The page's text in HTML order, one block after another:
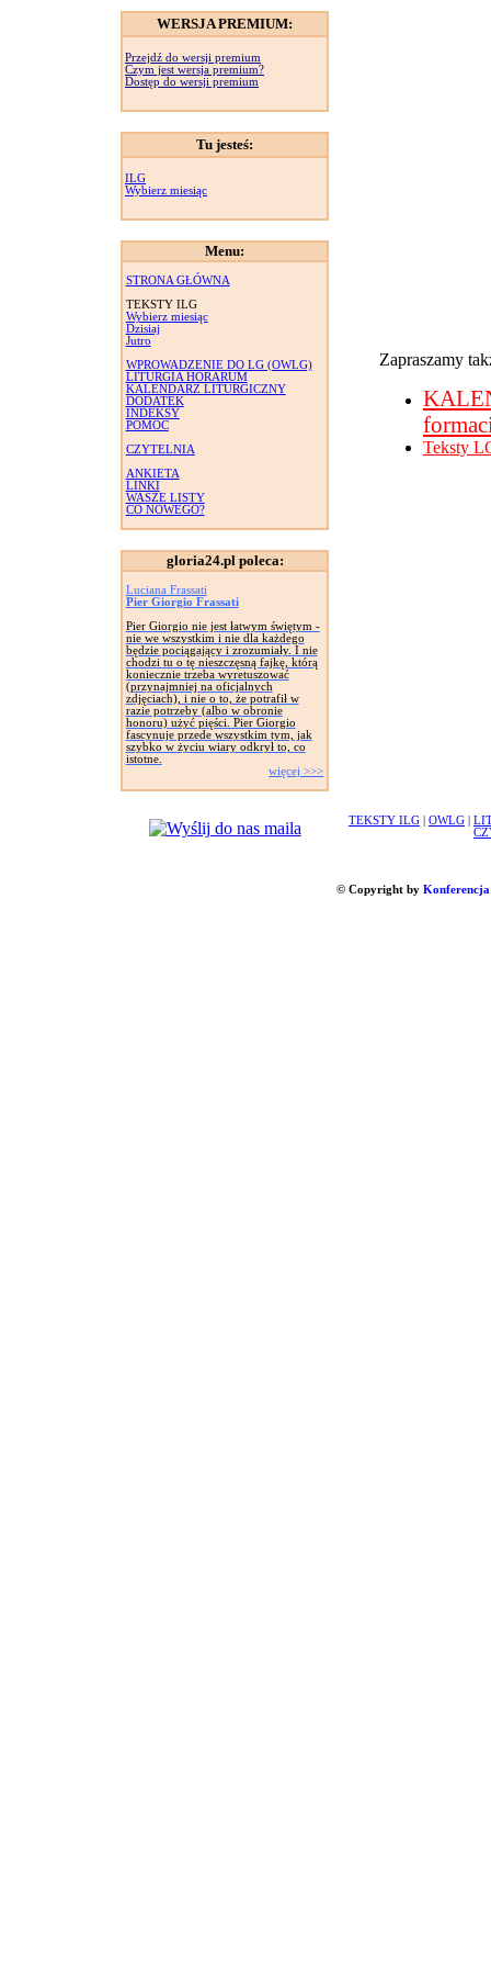
WERSJA PREMIUM:
Przejdź do wersji premium
Czym jest wersja premium?
Dostęp do wersji premium
Tu jesteś:
ILG
Wybierz miesiąc
Menu:
STRONA GŁÓWNA
TEKSTY ILG
Wybierz miesiąc
Dzisiaj
Jutro
WPROWADZENIE DO LG (OWLG)
LITURGIA HORARUM
KALENDARZ LITURGICZNY
DODATEK
INDEKSY
POMOC
CZYTELNIA
ANKIETA
LINKI
WASZE LISTY
CO NOWEGO?
gloria24.pl poleca:
Luciana Frassati
Pier Giorgio Frassati
Pier Giorgio nie jest łatwym świętym -
nie we wszystkim i nie dla każdego
będzie pociągający i zrozumiały. I nie
chodzi tu o tę nieszczęsną fajkę, którą
koniecznie trzeba wyretuszować
(przynajmniej na oficjalnych
zdjęciach), i nie o to, że potrafił w
razie potrzeby (albo w obronie
honoru) użyć pięści. Pier Giorgio
fascynuje przede wszystkim tym, jak
szybko w życiu wiary odkrył to, co
istotne.
więcej >>>
Zapraszamy
Teksty
TEKSTY ILG OWLG
© Copyright by Konferencja